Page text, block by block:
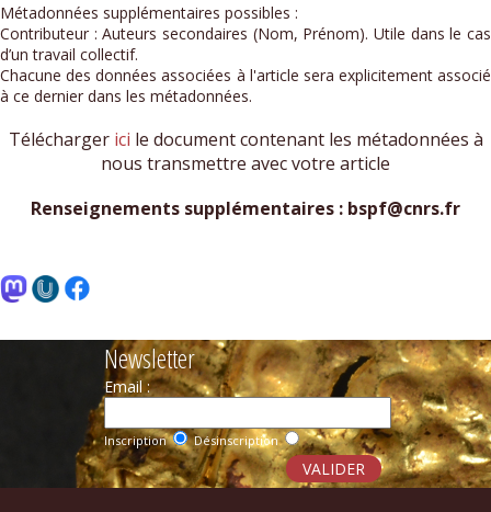
Métadonnées supplémentaires possibles :
Contributeur : Auteurs secondaires (Nom, Prénom). Utile dans le cas
d’un travail collectif.
Chacune des données associées à l'article sera explicitement associé
à ce dernier dans les métadonnées.
Télécharger ici le document contenant les métadonnées à
nous transmettre avec votre article
Renseignements supplémentaires : bspf@cnrs.fr
Newsletter
Email :
Inscription Désinscription